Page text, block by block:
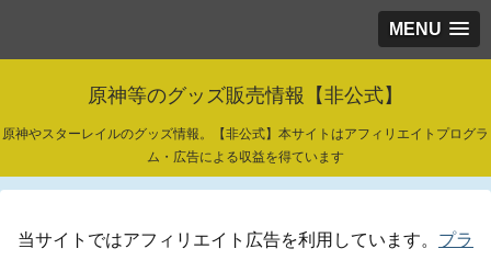
MENU
原神等のグッズ販売情報【非公式】
原神やスターレイルのグッズ情報。【非公式】本サイトはアフィリエイトプログラ
ム・広告による収益を得ています
当サイトではアフィリエイト広告を利用しています。 プラ